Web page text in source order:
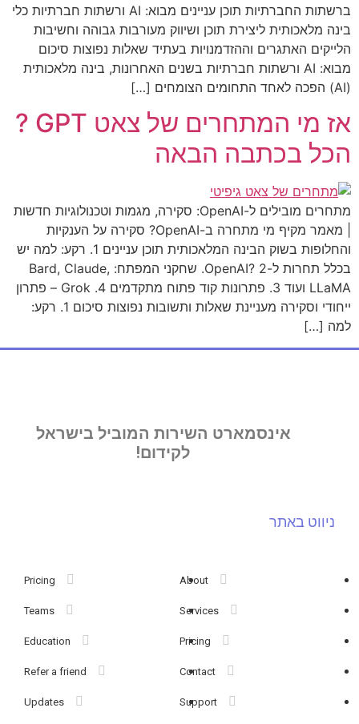
ברשתות החברתיות תוכן עניינים מבוא: AI ורשתות חברתיות כלי
בינה מלאכותית ליצירת תוכן ושיווק מעורבות גבוהה וחשיבות
הלייקים האתגרים וההזדמנויות בעתיד שאלות נפוצות סיכום
מבוא: AI ורשתות חברתיות בשנים האחרונות, בינה מלאכותית
(AI) הפכה לאחד התחומים הצומחים […]
אז מי המתחרים של צאט GPT ?
הכל בכתבה הבאה
מתחרים מובילים ל-OpenAI: סקירה, מגמות וטכנולוגיות חדשות
| מאמר מקיף מי מתחרה ב-OpenAI? סקירה על הענקיות
והחלופות בשוק הבינה המלאכותית תוכן עניינים 1. רקע: למה יש
בכלל תחרות ל-OpenAI? 2. שחקני המפתח: Bard, Claude,
LLaMA ועוד 3. פתרונות קוד פתוח מתקדמים 4. Grok – פתרון
ייחודי וסקירה מעניינת שאלות ותשובות נפוצות סיכום 1. רקע:
למה […]
אינסמארט השירות המוביל בישראל
לקידום!
ניווט באתר
About
Services
Pricing
Contact
Support
Pricing
Teams
Education
Refer a friend
Updates